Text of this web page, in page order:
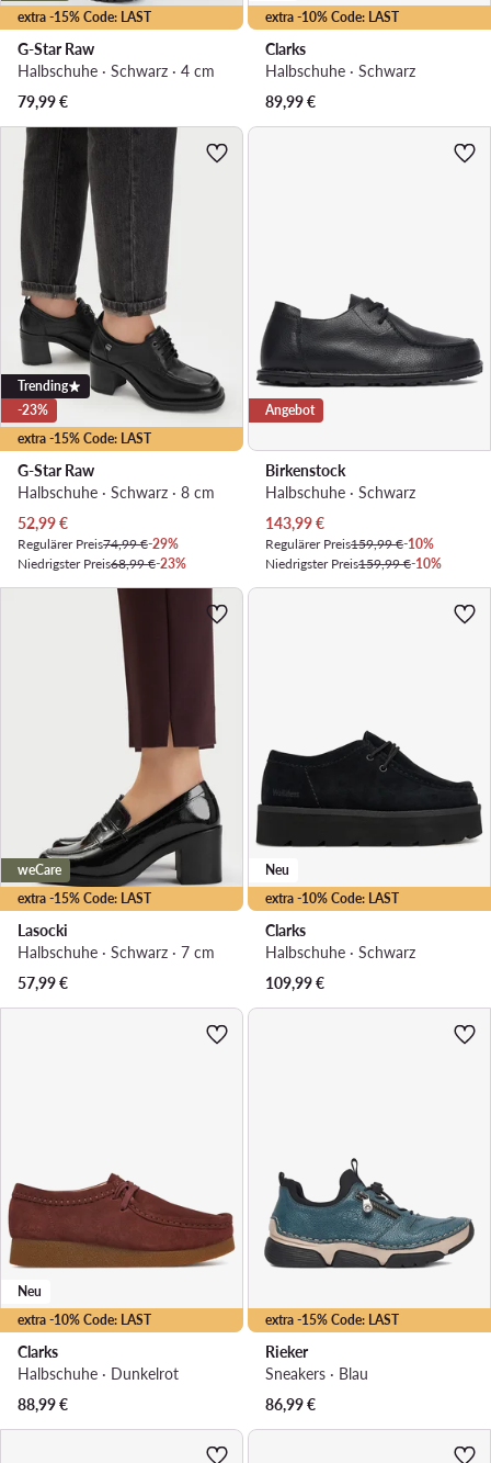
extra -15% Code: LAST
G-Star Raw
Halbschuhe · Schwarz · 4 cm
79,99€
extra -10% Code: LAST
Clarks
Halbschuhe · Schwarz
89,99€
extra -15% Code: LAST
Trending
-23%
G-Star Raw
Halbschuhe · Schwarz · 8 cm
Aktueller Preis
52,99€
Regulärer Preis74,99 €-29%
Niedrigster Preis68,99 €-23%
Angebot
Birkenstock
Halbschuhe · Schwarz
Aktueller Preis
143,99€
Regulärer Preis159,99 €-10%
Niedrigster Preis159,99 €-10%
extra -15% Code: LAST
weCare
Lasocki
Halbschuhe · Schwarz · 7 cm
57,99€
extra -10% Code: LAST
Neu
Clarks
Halbschuhe · Schwarz
109,99€
extra -10% Code: LAST
Neu
Clarks
Halbschuhe · Dunkelrot
88,99€
extra -15% Code: LAST
Rieker
Sneakers · Blau
86,99€